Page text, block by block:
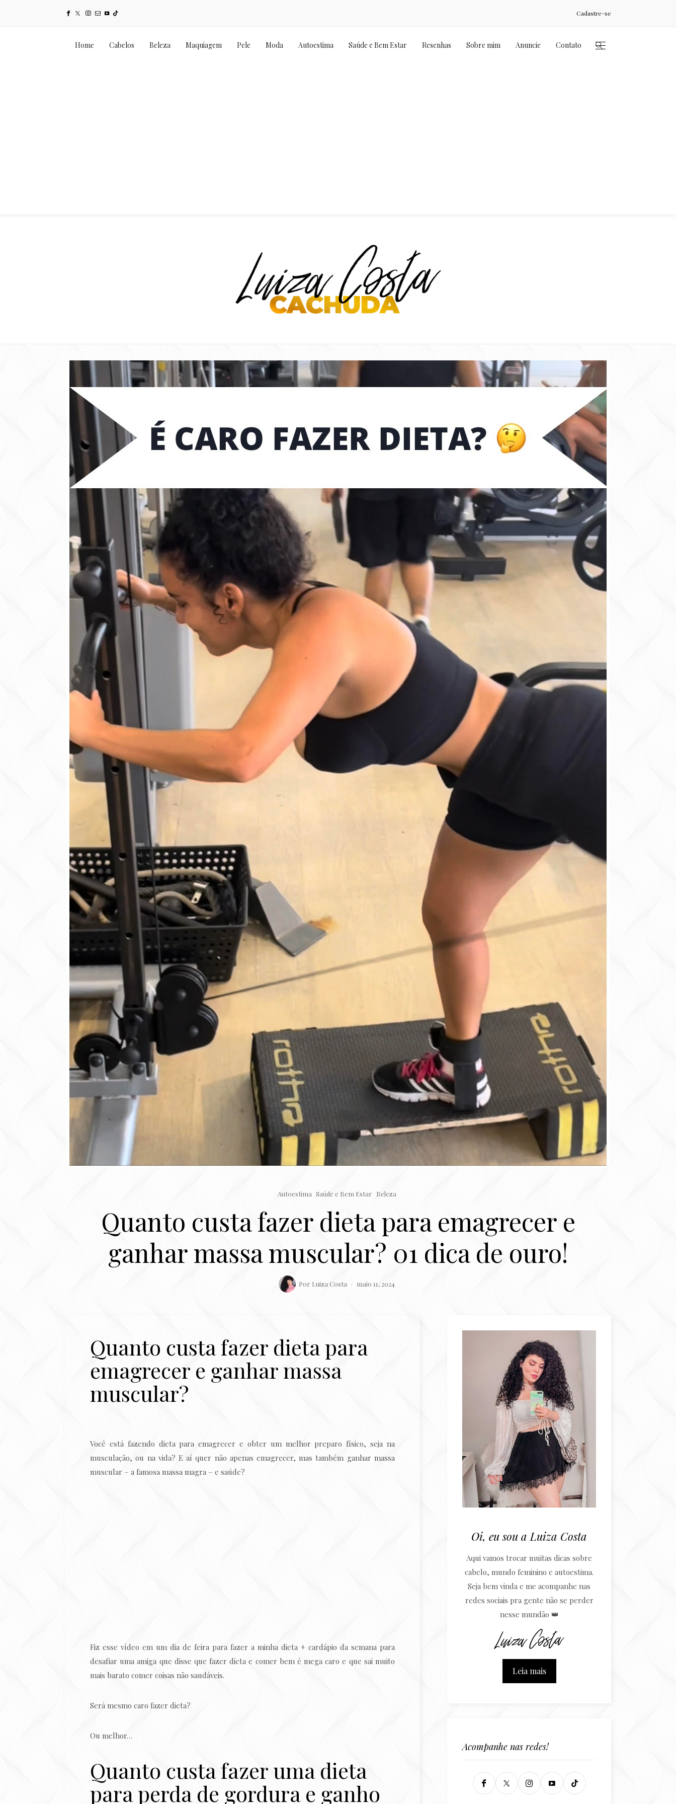
Cadastre-se
Home Cabelos Beleza Maquiagem Pele Moda Autoestima Saúde e Bem Estar Resenhas Sobre mim Anuncie Contato
Autoestima Saúde e Bem Estar Beleza
Quanto custa fazer dieta para emagrecer e
ganhar massa muscular? 01 dica de ouro!
Por Luiza Costa maio 11, 2024
Quanto custa fazer dieta para
emagrecer e ganhar massa
muscular?
Você está fazendo dieta para emagrecer e obter um melhor preparo físico, seja na
musculação, ou na vida? E aí quer não apenas emagrecer, mas também ganhar massa
muscular – a famosa massa magra – e saúde?
Fiz esse vídeo em um dia de feira para fazer a minha dieta + cardápio da semana para
desafiar uma amiga que disse que fazer dieta e comer bem é mega caro e que sai muito
mais barato comer coisas não saudáveis.
Será mesmo caro fazer dieta?
Ou melhor…
Quanto custa fazer uma dieta
para perda de gordura e ganho
Oi, eu sou a Luiza Costa
Aqui vamos trocar muitas dicas sobre
cabelo, mundo feminino e autoestima.
Seja bem vinda e me acompanhe nas
redes sociais pra gente não se perder
nesse mundão 👑
Leia mais
Acompanhe nas redes!